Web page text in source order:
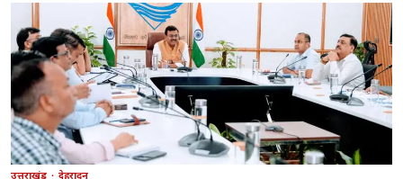
उत्तराखंड देहरादून